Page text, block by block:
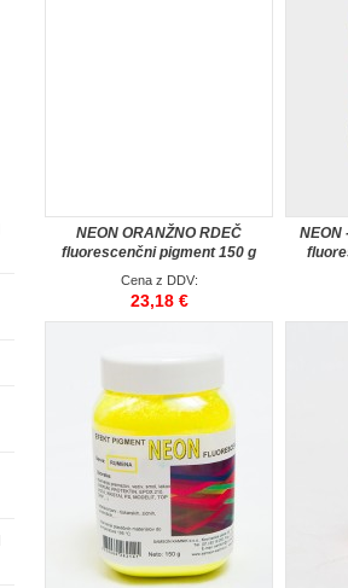
NEON ORANŽNO RDEČ
fluorescenčni pigment 150 g
Cena z DDV:
23,18 €
NEON